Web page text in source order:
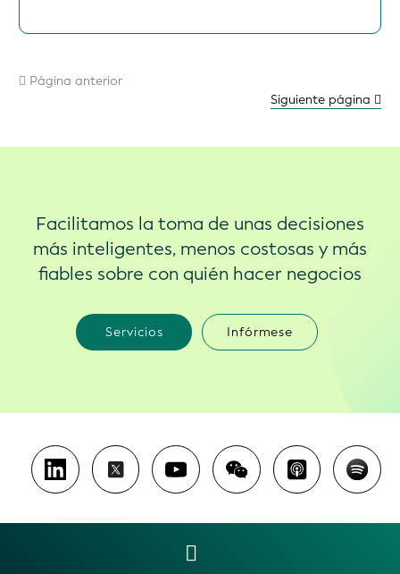
Página anterior
Siguiente página
Facilitamos la toma de unas decisiones
más inteligentes, menos costosas y más
fiables sobre con quién hacer negocios
Servicios Infórmese